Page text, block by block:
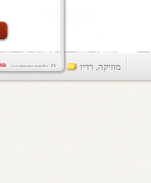
0 comments מוזיקה, רדיו